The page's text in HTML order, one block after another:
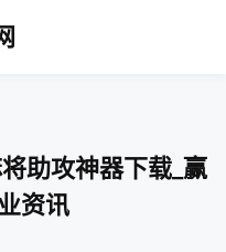
助攻神器下载_赢
资讯